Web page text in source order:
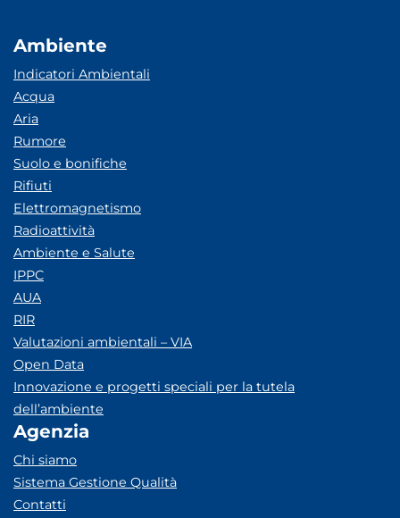
Ambiente
Indicatori Ambientali
Acqua
Aria
Rumore
Suolo e bonifiche
Rifiuti
Elettromagnetismo
Radioattività
Ambiente e Salute
IPPC
AUA
RIR
Valutazioni ambientali – VIA
Open Data
Innovazione e progetti speciali per la tutela
dell’ambiente
Agenzia
Chi siamo
Sistema Gestione Qualità
Contatti